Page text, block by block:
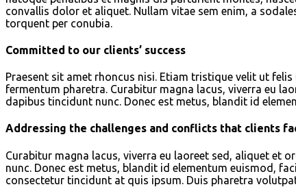
convallis dolor et aliquet. Nullam vitae sem enim, a
torquent per conubia.
Committed to our clients’ success
Praesent sit amet rhoncus nisi. Etiam tristique velit ut
fermentum pharetra. Curabitur magna lacus, viverra eu
dapibus tincidunt nunc. Donec est metus, blandit id
Addressing the challenges and conflicts that clients
Curabitur magna lacus, viverra eu laoreet sed, aliquet et
nunc. Donec est metus, blandit id elementum euismod,
consectetur tincidunt at quis ipsum. Duis pharetra